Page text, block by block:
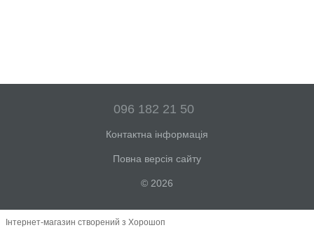
096 182 21 50
Контактна інформація
Повна версія сайту
© 2026
Інтернет-магазин створений з Хорошоп